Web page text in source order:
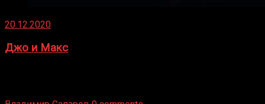
20.12.2020
Джо и Макс